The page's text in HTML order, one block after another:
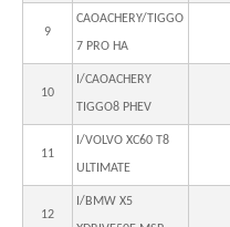
9
CAOACHERY/TIGGO
7 PRO HA
10
I/CAOACHERY
TIGGO8 PHEV
11
I/VOLVO XC60 T8
ULTIMATE
12
I/BMW X5